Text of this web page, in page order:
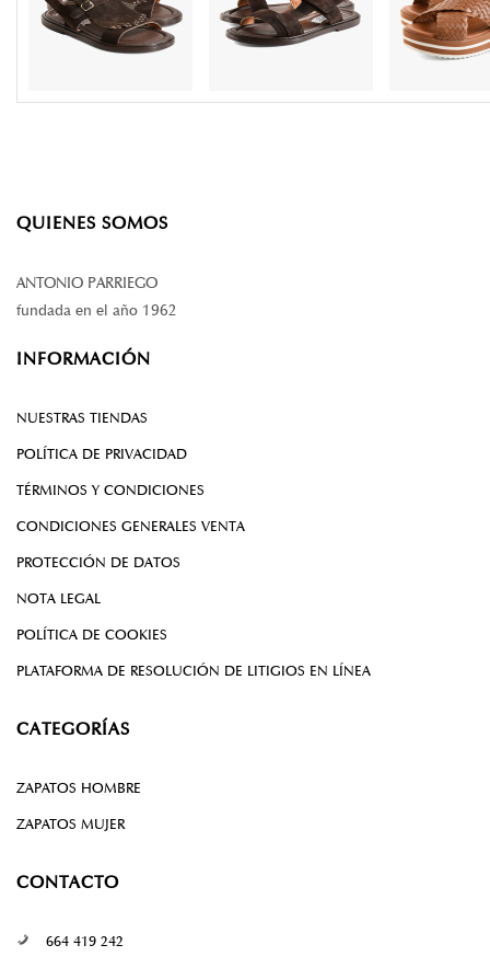
QUIENES SOMOS
ANTONIO PARRIEGO
fundada en el año 1962
INFORMACIÓN
NUESTRAS TIENDAS
POLÍTICA DE PRIVACIDAD
TÉRMINOS Y CONDICIONES
CONDICIONES GENERALES VENTA
PROTECCIÓN DE DATOS
NOTA LEGAL
POLÍTICA DE COOKIES
PLATAFORMA DE RESOLUCIÓN DE LITIGIOS EN LÍNEA
CATEGORÍAS
ZAPATOS HOMBRE
ZAPATOS MUJER
CONTACTO
664 419 242